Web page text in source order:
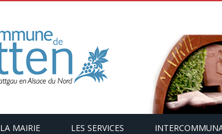
LA MAIRIE LES SERVICES